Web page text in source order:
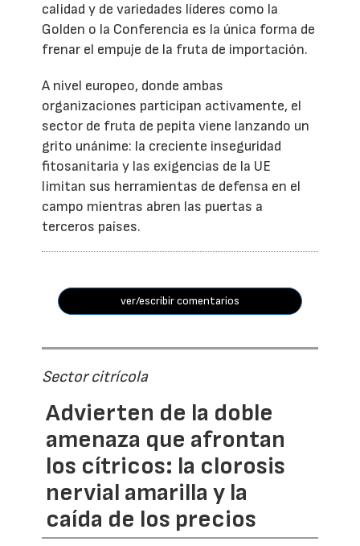
calidad y de variedades líderes como la
Golden o la Conferencia es la única forma de
frenar el empuje de la fruta de importación.
A nivel europeo, donde ambas
organizaciones participan activamente, el
sector de fruta de pepita viene lanzando un
grito unánime: la creciente inseguridad
fitosanitaria y las exigencias de la UE
limitan sus herramientas de defensa en el
campo mientras abren las puertas a
terceros países.
ver/escribir comentarios
Sector citrícola
Advierten de la doble
amenaza que afrontan
los cítricos: la clorosis
nervial amarilla y la
caída de los precios